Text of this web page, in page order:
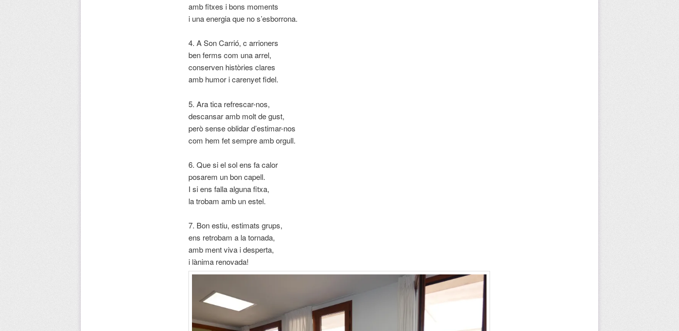
amb fitxes i bons moments
i una energia que no s’esborrona.
4. A Son Carrió, c arrioners
ben ferms com una arrel,
conserven històries clares
amb humor i carenyet fidel.
5. Ara tica refrescar-nos,
descansar amb molt de gust,
però sense oblidar d’estimar-nos
com hem fet sempre amb orgull.
6. Que si el sol ens fa calor
posarem un bon capell.
I si ens falla alguna fitxa,
la trobam amb un estel.
7. Bon estiu, estimats grups,
ens retrobam a la tornada,
amb ment viva i desperta,
i lànima renovada!